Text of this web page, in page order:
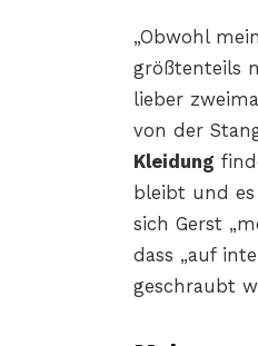
„Obwohl
größtenteils
lieber
von der
Kleidung
bleibt und
sich Gerst
dass „auf
geschraubt